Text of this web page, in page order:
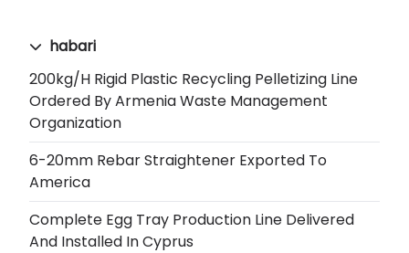
habari
200kg/h Rigid Plastic Recycling Pelletizing Line
Ordered By Armenia Waste Management
Organization
6-20mm Rebar Straightener Exported To
America
Complete Egg Tray Production Line Delivered
And Installed In Cyprus